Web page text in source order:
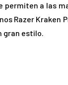
a las
Razer Kraken
gran estilo.